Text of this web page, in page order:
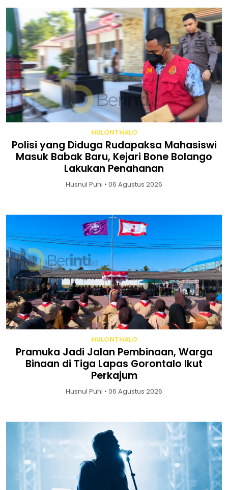
HULONTHALO
Polisi yang Diduga Rudapaksa Mahasiswi
Masuk Babak Baru, Kejari Bone Bolango
Lakukan Penahanan
Husnul Puhi • 06 Agustus 2026
HULONTHALO
Pramuka Jadi Jalan Pembinaan, Warga
Binaan di Tiga Lapas Gorontalo Ikut
Perkajum
Husnul Puhi • 06 Agustus 2026